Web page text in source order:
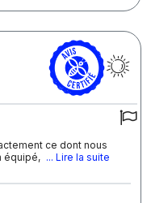
ce dont nous
équipé, ... Lire la suite